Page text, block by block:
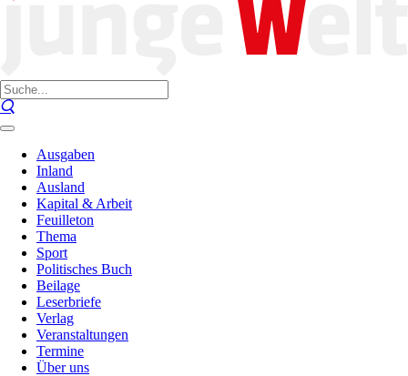
Ausgaben
Inland
Ausland
Kapital & Arbeit
Feuilleton
Thema
Sport
Politisches Buch
Beilage
Leserbriefe
Verlag
Veranstaltungen
Termine
Über uns